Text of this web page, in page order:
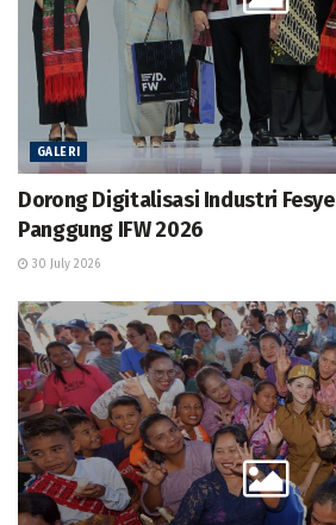
GALERI
Dorong Digitalisasi Industri
Panggung IFW 2026
30 July 2026